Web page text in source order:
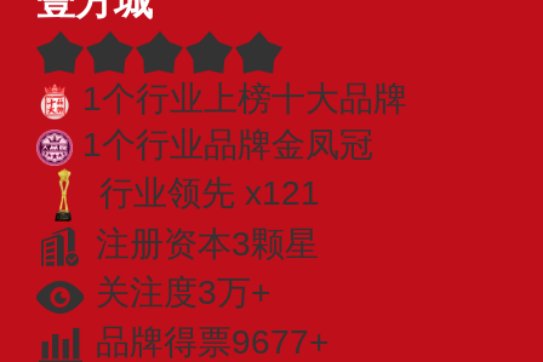
1个行业上榜十大品牌
1个行业品牌金凤冠
行业领先 x121
注册资本3颗星
关注度3万+
品牌得票9677+